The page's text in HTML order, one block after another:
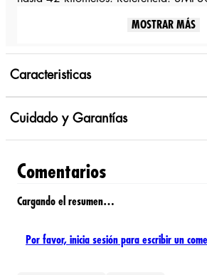
MOSTRAR MÁS
Caracteristicas
Cuidado y Garantías
Comentarios
Cargando el resumen…
Por favor, inicia sesión para escribir un